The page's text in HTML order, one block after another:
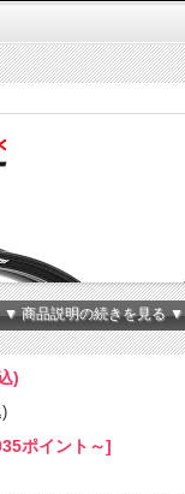
▼ 商品説明の続きを見る ▼
)
ポイント～]